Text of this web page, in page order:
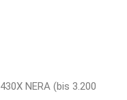
NERA (bis 3.200